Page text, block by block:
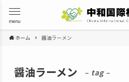
menu
ホーム 醤油ラーメン
醤油ラーメン – tag –